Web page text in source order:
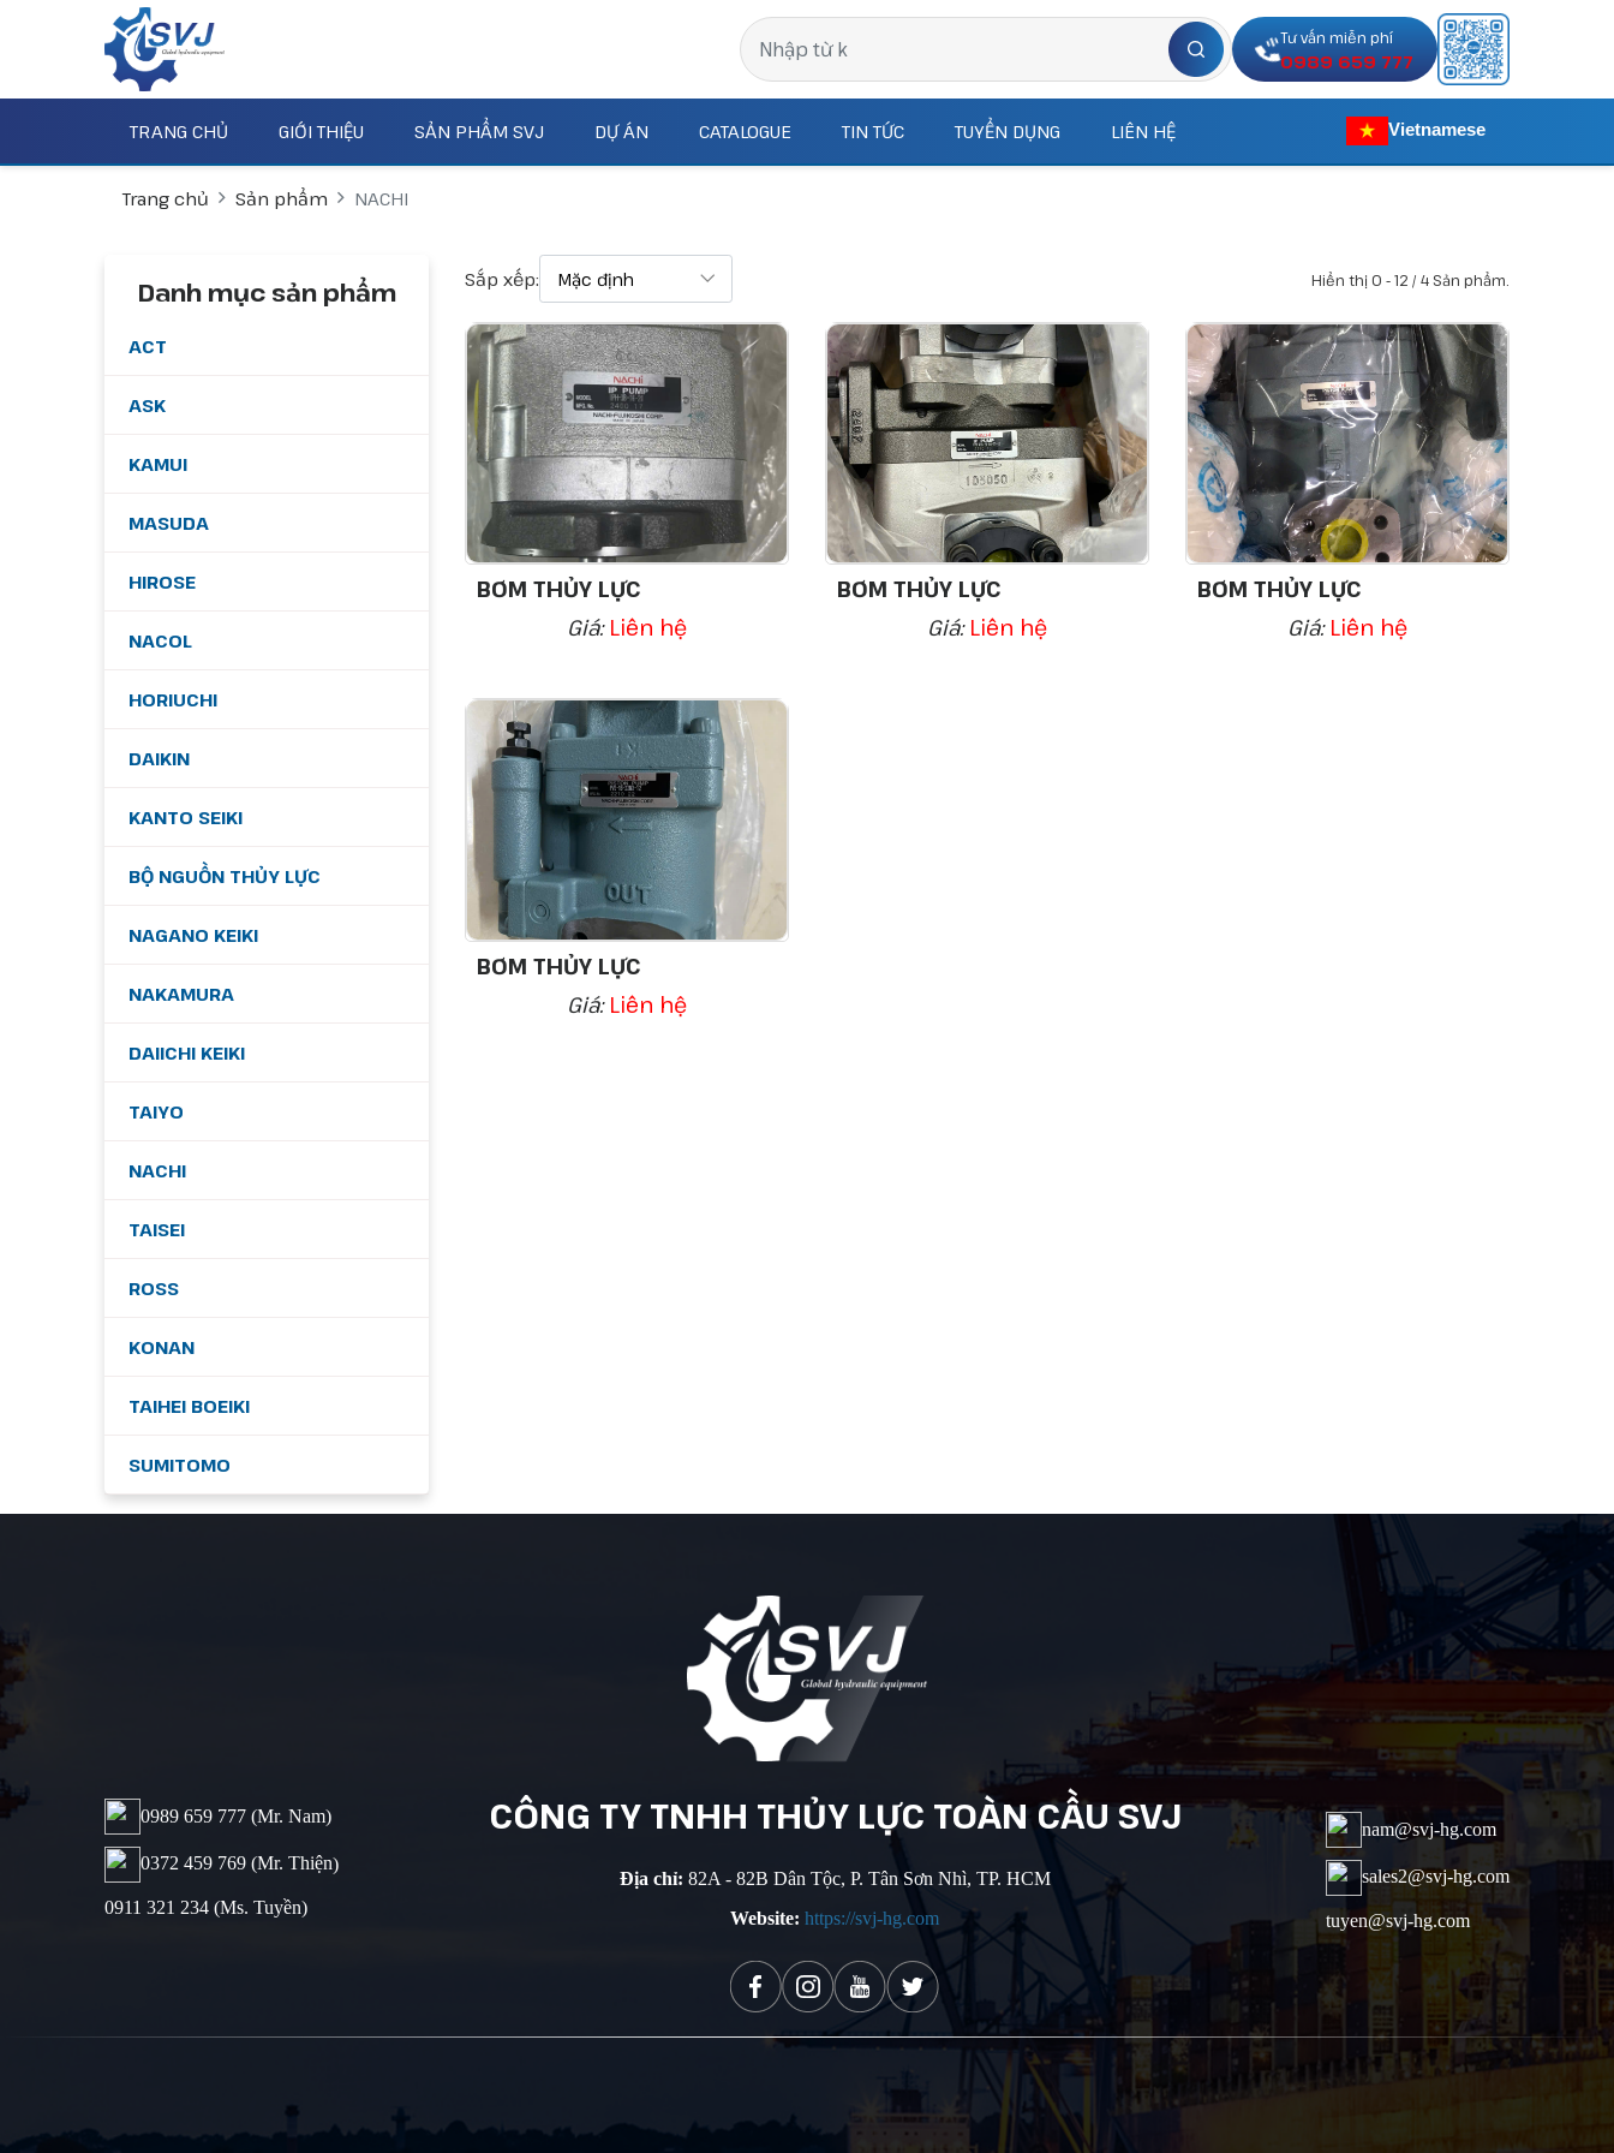
Tư vấn miễn phí
0989 659 777
TRANG CHỦ GIỚI THIỆU SẢN PHẨM SVJ DỰ ÁN CATALOGUE TIN TỨC TUYỂN DỤNG LIÊN HỆ Vietnamese
Trang chủ Sản phẩm NACHI
Sắp xếp: Hiển thị 0 - 12 / 4 Sản phẩm.
BƠM THỦY LỰC
Giá: Liên hệ
BƠM THỦY LỰC
Giá: Liên hệ
BƠM THỦY LỰC
Giá: Liên hệ
BƠM THỦY LỰC
Giá: Liên hệ
Danh mục sản phẩm
ACT
ASK
KAMUI
MASUDA
HIROSE
NACOL
HORIUCHI
DAIKIN
KANTO SEIKI
BỘ NGUỒN THỦY LỰC
NAGANO KEIKI
NAKAMURA
DAIICHI KEIKI
TAIYO
NACHI
TAISEI
ROSS
KONAN
TAIHEI BOEIKI
SUMITOMO
0989 659 777​ (Mr. Nam)
0372 459 769 (Mr. Thiện)
0911 321 234 (Ms. Tuyền)
CÔNG TY TNHH THỦY LỰC TOÀN CẦU SVJ
Địa chỉ: 82A - 82B Dân Tộc, P. Tân Sơn Nhì, TP. HCM
Website: https://svj-hg.com
nam@svj-hg.com
sales2@svj-hg.com
tuyen@svj-hg.com